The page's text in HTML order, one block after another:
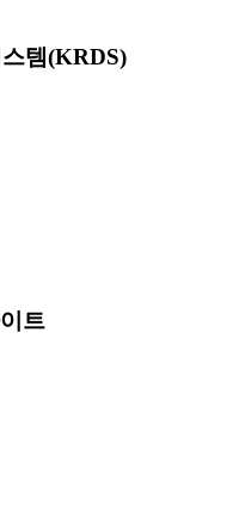
템(KRDS)
트